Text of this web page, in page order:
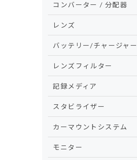
コンバーター / 分配器
レンズ
バッテリー/チャージャー
レンズフィルター
記録メディア
スタビライザー
カーマウントシステム
モニター